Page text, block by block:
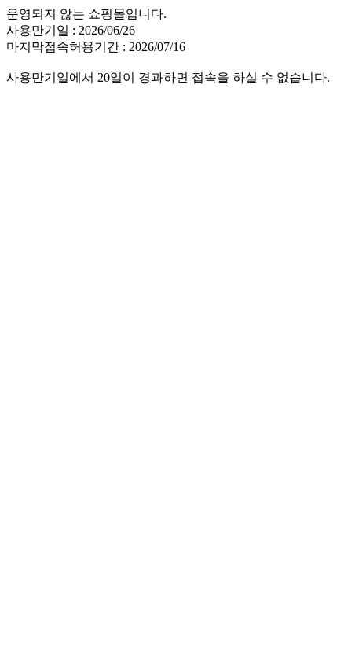
운영되지 않는 쇼핑몰입니다.
사용만기일 : 2026/06/26
마지막접속허용기간 : 2026/07/16
사용만기일에서 20일이 경과하면 접속을 하실 수 없습니다.